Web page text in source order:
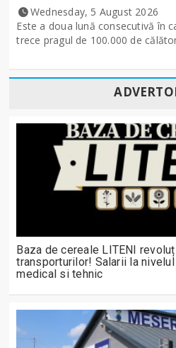
Wednesday, 5 August 2026
Este a doua lună consecutivă în
trece pragul de 100.000 de
Baza de cereale LITENI
transporturilor! Salarii la
medical si tehnic